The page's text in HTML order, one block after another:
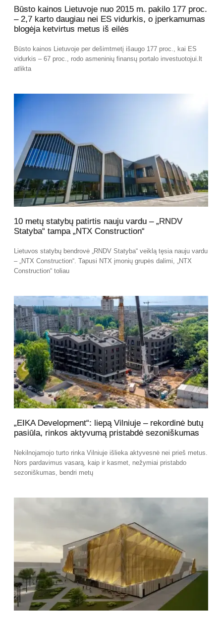
Būsto kainos Lietuvoje nuo 2015 m. pakilo 177 proc.
– 2,7 karto daugiau nei ES vidurkis, o įperkamumas
blogėja ketvirtus metus iš eilės
Būsto kainos Lietuvoje per dešimtmetį išaugo 177 proc., kai ES
vidurkis – 67 proc., rodo asmeninių finansų portalo investuotojui.lt
atlikta
10 metų statybų patirtis nauju vardu – „RNDV
Statyba“ tampa „NTX Construction“
Lietuvos statybų bendrovė „RNDV Statyba“ veiklą tęsia nauju vardu
– „NTX Construction“. Tapusi NTX įmonių grupės dalimi, „NTX
Construction“ toliau
„EIKA Development“: liepą Vilniuje – rekordinė butų
pasiūla, rinkos aktyvumą pristabdė sezoniškumas
Nekilnojamojo turto rinka Vilniuje išlieka aktyvesnė nei prieš metus.
Nors pardavimus vasarą, kaip ir kasmet, nežymiai pristabdo
sezoniškumas, bendri metų